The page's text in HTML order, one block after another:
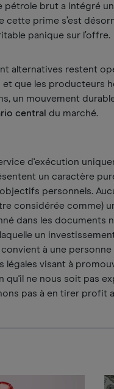
pétrole brut a intégré
prime s’est
panique sur l’offre.
alternatives restent
que les producteurs
un mouvement
central du marché.
d'exécution
un caractère
personnels.
considérée comme)
dans les
un
à une personne
visant à
qu'il ne nous soit pas
pas à en tirer profit